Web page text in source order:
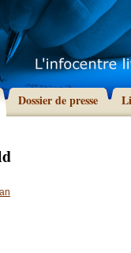
Dossier de presse